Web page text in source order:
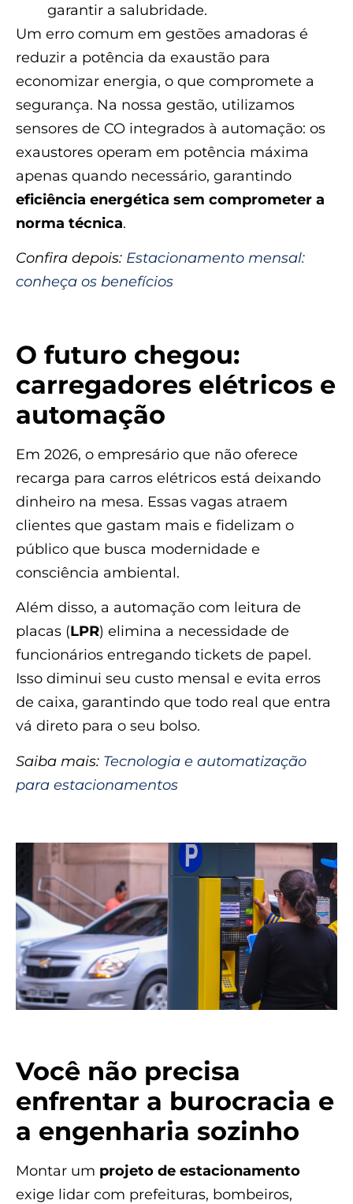
garantir a salubridade.
Um erro comum em gestões amadoras é
reduzir a potência da exaustão para
economizar energia, o que compromete a
segurança. Na nossa gestão, utilizamos
sensores de CO integrados à automação: os
exaustores operam em potência máxima
apenas quando necessário, garantindo
eficiência energética sem comprometer a
norma técnica.
Confira depois: Estacionamento mensal:
conheça os benefícios
O futuro chegou:
carregadores elétricos e
automação
Em 2026, o empresário que não oferece
recarga para carros elétricos está deixando
dinheiro na mesa. Essas vagas atraem
clientes que gastam mais e fidelizam o
público que busca modernidade e
consciência ambiental.
Além disso, a automação com leitura de
placas (LPR) elimina a necessidade de
funcionários entregando tickets de papel.
Isso diminui seu custo mensal e evita erros
de caixa, garantindo que todo real que entra
vá direto para o seu bolso.
Saiba mais: Tecnologia e automatização
para estacionamentos
Você não precisa
enfrentar a burocracia e
a engenharia sozinho
Montar um projeto de estacionamento
exige lidar com prefeituras, bombeiros,